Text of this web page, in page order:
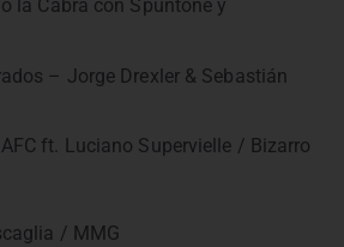
la Cabra con Spuntone y
– Jorge Drexler & Sebastián
ft. Luciano Supervielle / Bizarro
/ MMG